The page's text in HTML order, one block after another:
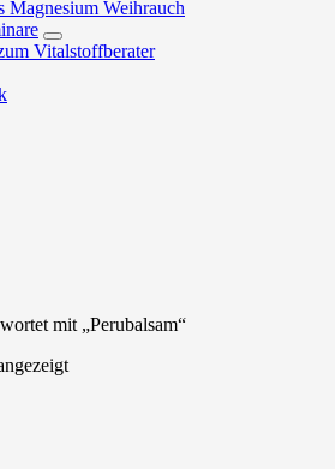
Magnesium Weihrauch
Vitalstoffberater
mit „Perubalsam“